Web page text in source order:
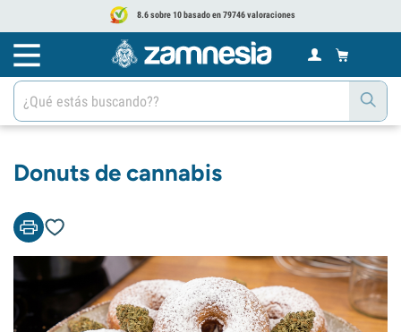
8.6 sobre 10 basado en 79746 valoraciones
Donuts de cannabis